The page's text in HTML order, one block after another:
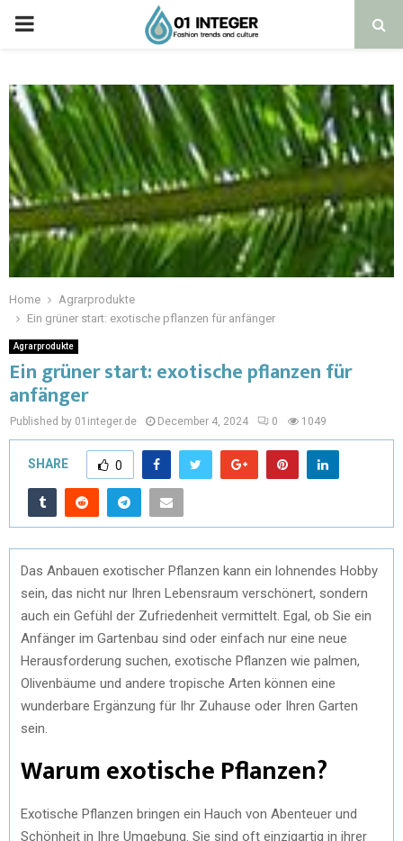
Home
Agrarprodukte
Ein grüner start: exotische pflanzen für anfänger
Agrarprodukte
Ein grüner start: exotische pflanzen für
anfänger
Published by 01integer.de December 4, 2024 0 1049
SHARE 0
Das Anbauen exotischer Pflanzen kann ein lohnendes Hobby
sein, das nicht nur Ihren Lebensraum verschönert, sondern
auch ein Gefühl der Zufriedenheit vermittelt. Egal, ob Sie ein
Anfänger im Gartenbau sind oder einfach nur eine neue
Herausforderung suchen, exotische Pflanzen wie palmen,
Olivenbäume und andere tropische Arten können eine
wunderbare Ergänzung für Ihr Zuhause oder Ihren Garten
sein.
Warum exotische Pflanzen?
Exotische Pflanzen bringen ein Hauch von Abenteuer und
Schönheit in Ihre Umgebung. Sie sind oft einzigartig in ihrer